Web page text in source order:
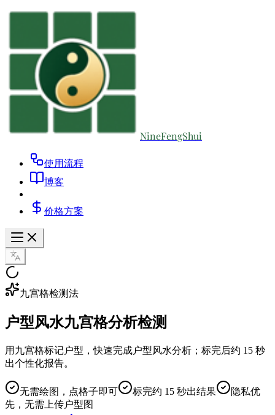
NineFengShui
使用流程
博客
价格方案
九宫格检测法
户型风水九宫格分析检测
用九宫格标记户型，快速完成户型风水分析；标完后约 15 秒
出个性化报告。
无需绘图，点格子即可 标完约 15 秒出结果
隐私优
先，无需上传户型图